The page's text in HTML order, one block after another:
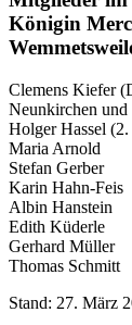
Königin
Clemens Kiefer
Neunkirchen und
Holger Hassel
Maria Arnold
Stefan Gerber
Karin Hahn-Feis
Albin Hanstein
Edith Küderle
Gerhard Müller
Thomas Schmitt
Stand: 27. März